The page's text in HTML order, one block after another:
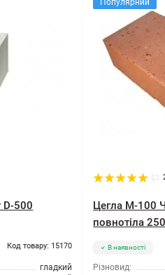
D-500
Код товару: 15170
гладкий
Популярний
Цегла М-100
повнотіла
В наявності
Різновид: